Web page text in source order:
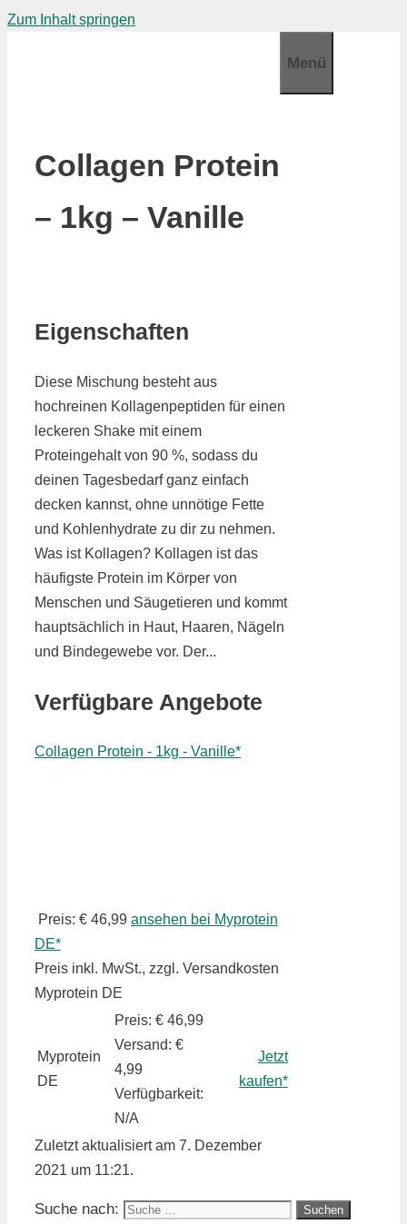
Zum Inhalt springen
Menü
Collagen Protein
– 1kg – Vanille
Eigenschaften
Diese Mischung besteht aus
hochreinen Kollagenpeptiden für einen
leckeren Shake mit einem
Proteingehalt von 90 %, sodass du
deinen Tagesbedarf ganz einfach
decken kannst, ohne unnötige Fette
und Kohlenhydrate zu dir zu nehmen.
Was ist Kollagen? Kollagen ist das
häufigste Protein im Körper von
Menschen und Säugetieren und kommt
hauptsächlich in Haut, Haaren, Nägeln
und Bindegewebe vor. Der...
Verfügbare Angebote
Collagen Protein - 1kg - Vanille*
Preis: € 46,99 ansehen bei Myprotein
DE*
Preis inkl. MwSt., zzgl. Versandkosten
Myprotein DE
Myprotein
DE
Preis: € 46,99
Versand: €
4,99
Verfügbarkeit:
N/A
Jetzt
kaufen*
Zuletzt aktualisiert am 7. Dezember
2021 um 11:21.
Suche nach: